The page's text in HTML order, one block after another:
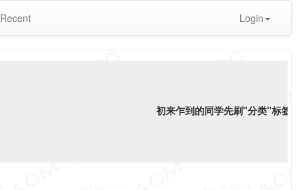
Recent Login
初来乍到的同学先刷"分类"标签下"